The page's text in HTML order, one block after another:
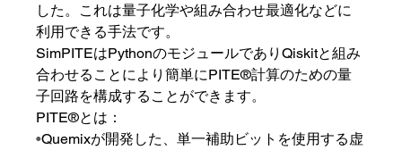
した。これは量子化学や組み合わせ最適化などに
利用できる手法です。
SimPITEはPythonのモジュールでありQiskitと組み
合わせることにより簡単にPITE®️計算のための量
子回路を構成することができます。
PITE®️とは：
•Quemixが開発した、単一補助ビットを使用する虚